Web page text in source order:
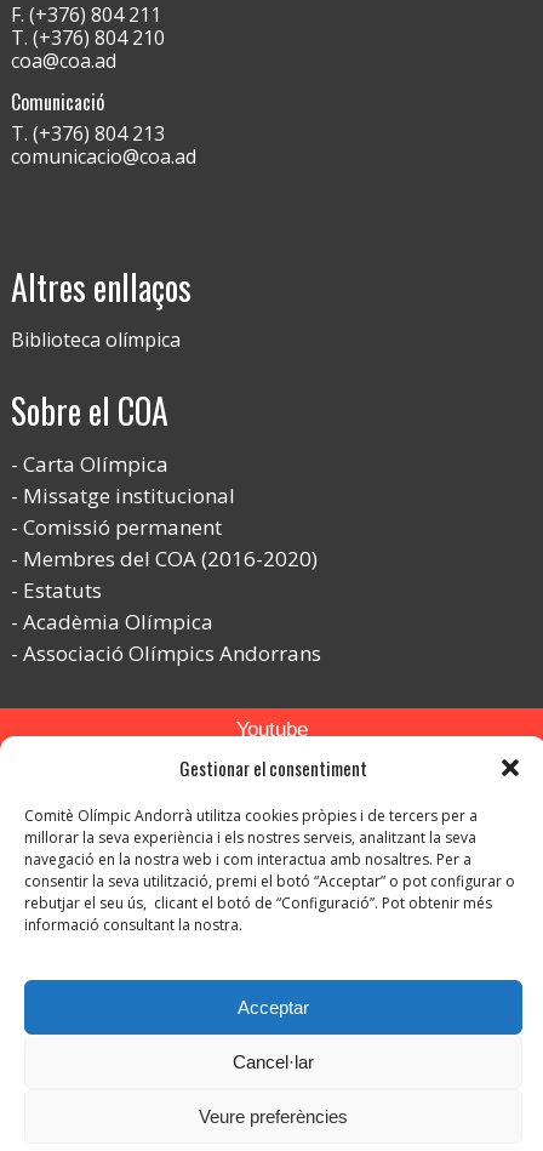
Gestionar el consentiment
Comitè Olímpic Andorrà utilitza cookies pròpies i de tercers per a
millorar la seva experiència i els nostres serveis, analitzant la seva
navegació en la nostra web i com interactua amb nosaltres. Per a
consentir la seva utilització, premi el botó “Acceptar” o pot configurar o
rebutjar el seu ús, clicant el botó de “Configuració”. Pot obtenir més
informació consultant la nostra.
Acceptar
Cancel·lar
Veure preferències
F. (+376) 804 211
T. (+376) 804 210
coa@coa.ad
Comunicació
T. (+376) 804 213
comunicacio@coa.ad
Altres enllaços
Biblioteca olímpica
Sobre el COA
Carta Olímpica
Missatge institucional
Comissió permanent
Membres del COA (2016-2020)
Estatuts
Acadèmia Olímpica
Associació Olímpics Andorrans
Youtube
Flickr
Instagram
Avís legal-
Política de privacitat
Política de Cookies